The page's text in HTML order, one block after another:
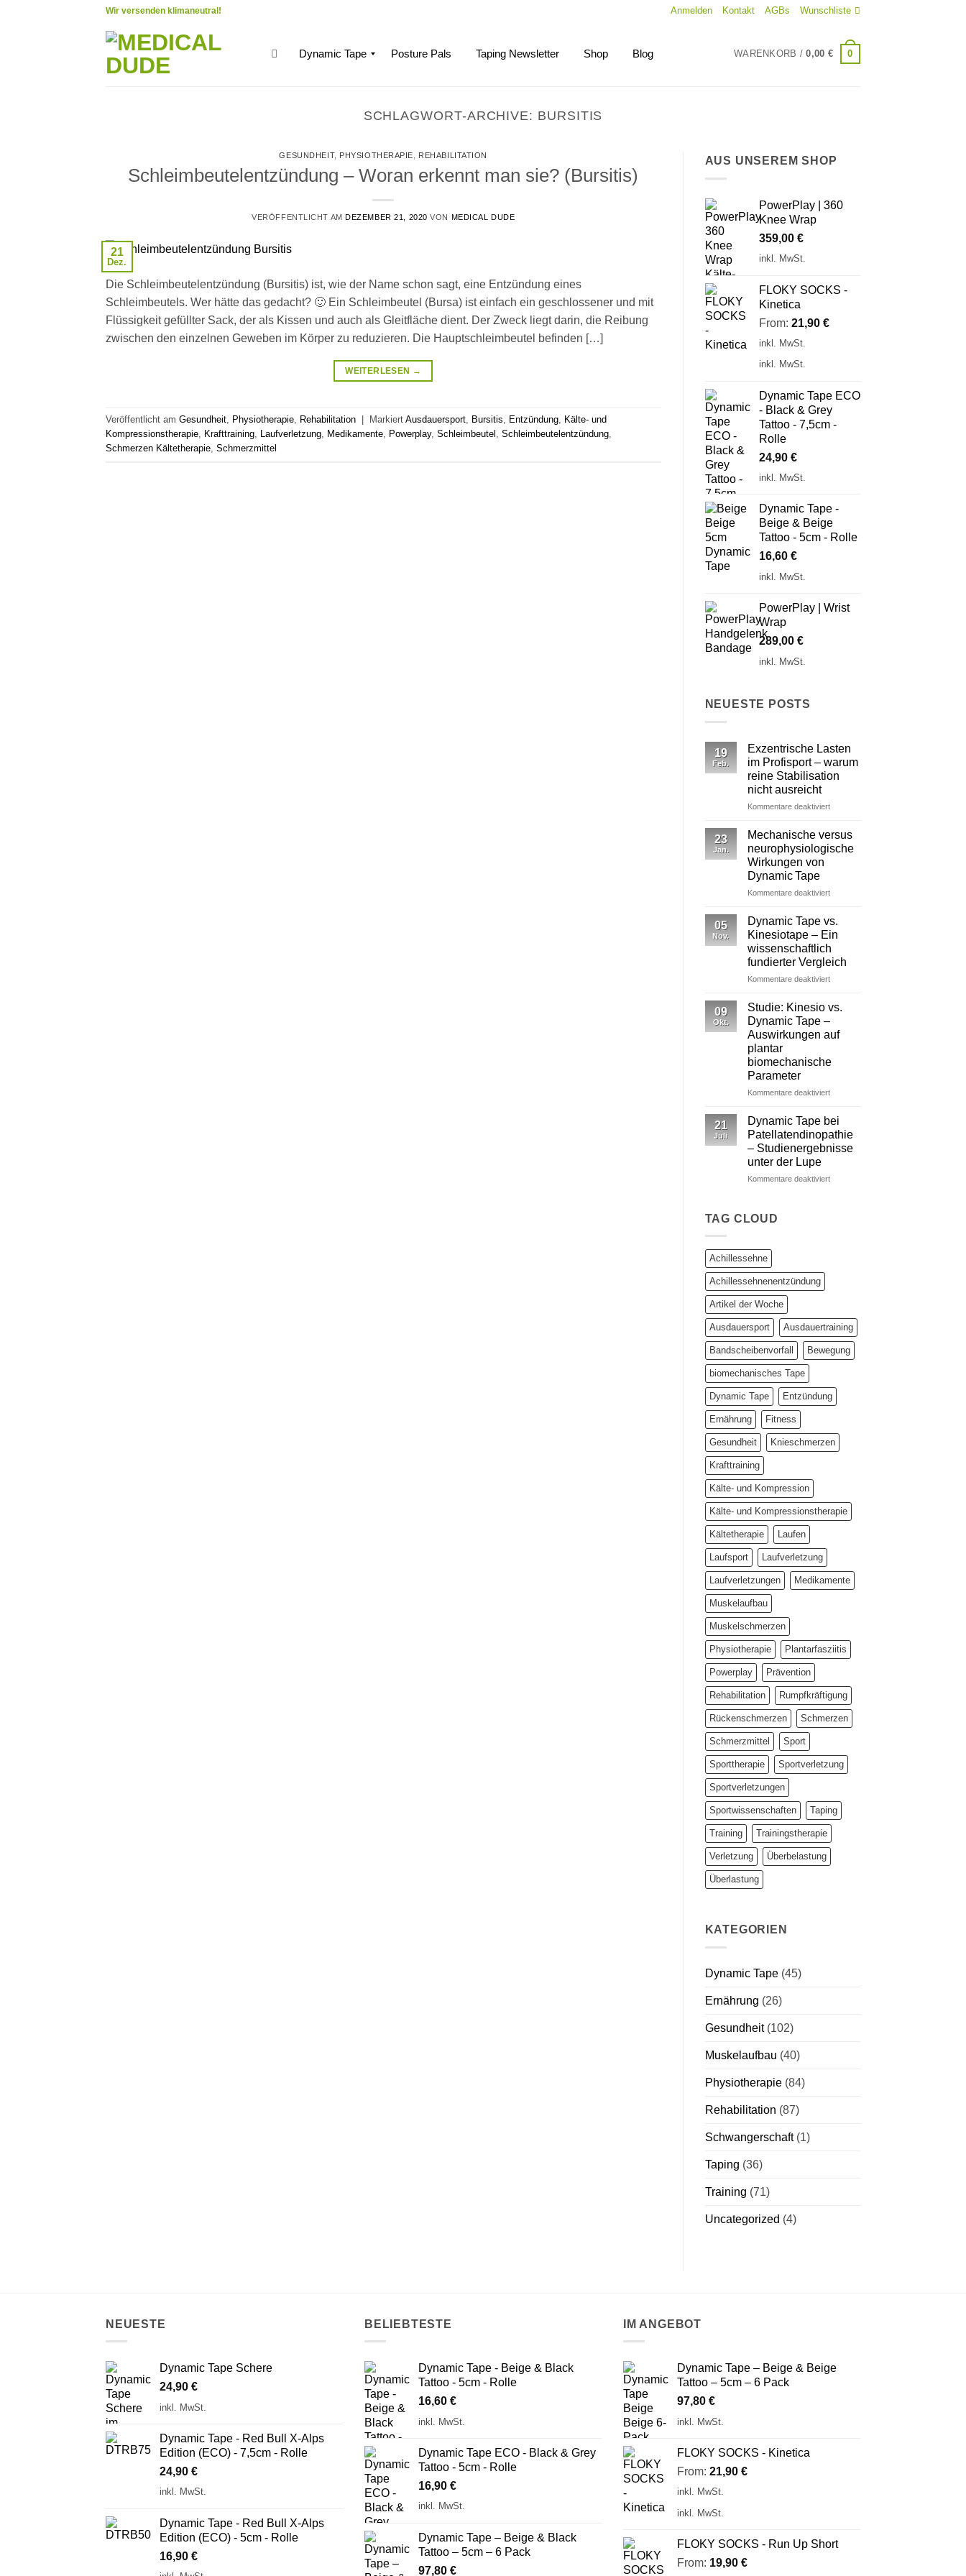
Wir versenden klimaneutral! Anmelden Kontakt AGBs Wunschliste
Dynamic Tape Posture Pals Taping Newsletter Shop Blog WARENKORB /0,00 € 0
SCHLAGWORT-ARCHIVE: BURSITIS
GESUNDHEIT, PHYSIOTHERAPIE REHABILITATION
Schleimbeutelentzündung – Woran erkennt man sie? (Bursitis)
VERÖFFENTLICHT AMDEZEMBER 21, 2020 VON MEDICAL DUDE
21
Dez.
Die Schleimbeutelentzündung (Bursitis) ist, wie der Name schon sagt, eine Entzündung eines
Schleimbeutels. Wer hätte das gedacht? 🙂 Ein Schleimbeutel (Bursa) ist einfach ein geschlossener und mit
Flüssigkeit gefüllter Sack, der als Kissen und auch als Gleitfläche dient. Der Zweck liegt darin, die Reibung
zwischen den einzelnen Geweben im Körper zu reduzieren. Die Hauptschleimbeutel befinden […]
WEITERLESEN →
Veröffentlicht am Gesundheit, Physiotherapie, Rehabilitation Markiert Ausdauersport, Bursitis, Entzündung, Kälte- und
Kompressionstherapie, Krafttraining, Laufverletzung, Medikamente, Powerplay, Schleimbeutel , Schleimbeutelentzündung,
Schmerzen Kältetherapie, Schmerzmittel
AUS UNSEREM SHOP
PowerPlay | 360
Knee Wrap
359,00 €
inkl. MwSt.
FLOKY SOCKS -
Kinetica
From: 21,90 €
inkl. MwSt.
inkl. MwSt.
Dynamic Tape ECO
- Black & Grey
Tattoo - 7,5cm -
Rolle
24,90 €
inkl. MwSt.
Dynamic Tape -
Beige & Beige
Tattoo - 5cm - Rolle
16,60 €
inkl. MwSt.
PowerPlay | Wrist
Wrap
289,00 €
inkl. MwSt.
NEUESTE POSTS
19
Feb.
Exzentrische Lasten
im Profisport – warum
reine Stabilisation
nicht ausreicht
Kommentare deaktiviertfür
Profisport
reine
ausreicht
23
Jan.
Mechanische versus
neurophysiologische
Wirkungen von
Dynamic Tape
Kommentare deaktiviertfür
neurophysiologische
Wirkungen
von
Dynamic Tape
05
Nov.
Dynamic Tape vs.
Kinesiotape – Ein
wissenschaftlich
fundierter Vergleich
Kommentare deaktiviertfür
–
wissenschaftlich
09
Okt.
Studie: Kinesio vs.
Dynamic Tape –
Auswirkungen auf
plantar
biomechanische
Parameter
Kommentare deaktiviertfür
Kinesio
vs.
Dynamic
Tape
Auswirkungen
21
Juli
Dynamic Tape bei
Patellatendinopathie
– Studienergebnisse
unter der Lupe
Kommentare deaktiviertfür
TAG CLOUD
Achillessehne
Achillessehnenentzündung
Artikel der Woche
Ausdauersport Ausdauertraining
Bandscheibenvorfall Bewegung
biomechanisches Tape
Dynamic Tape Entzündung
Ernährung Fitness
Gesundheit Knieschmerzen
Krafttraining
Kälte- und Kompression
Kälte- und Kompressionstherapie
Kältetherapie Laufen
Laufsport Laufverletzung
Laufverletzungen Medikamente
Muskelaufbau
Muskelschmerzen
Physiotherapie Plantarfasziitis
Powerplay Prävention
Rehabilitation Rumpfkräftigung
Rückenschmerzen Schmerzen
Schmerzmittel Sport
Sporttherapie Sportverletzung
Sportverletzungen
Sportwissenschaften Taping
Training Trainingstherapie
Verletzung Überbelastung
Überlastung
KATEGORIEN
Dynamic Tape(45)
Ernährung (26)
Gesundheit(102)
Muskelaufbau (40)
Physiotherapie(84)
Rehabilitation (87)
Schwangerschaft(1)
Taping (36)
Training (71)
Uncategorized (4)
NEUESTE
Dynamic Tape Schere
24,90 €
inkl. MwSt.
Dynamic Tape - Red Bull X-Alps
Edition (ECO) - 7,5cm - Rolle
24,90 €
inkl. MwSt.
Dynamic Tape - Red Bull X-Alps
Edition (ECO) - 5cm - Rolle
16,90 €
BELIEBTESTE
Dynamic Tape - Beige & Black
Tattoo - 5cm - Rolle
16,60 €
inkl. MwSt.
Dynamic Tape ECO - Black & Grey
Tattoo - 5cm - Rolle
16,90 €
inkl. MwSt.
Dynamic Tape – Beige & Black
Tattoo – 5cm – 6 Pack
97,80 €
IM ANGEBOT
Dynamic Tape – Beige & Beige
Tattoo – 5cm – 6 Pack
97,80 €
inkl. MwSt.
FLOKY SOCKS - Kinetica
From: 21,90 €
inkl. MwSt.
inkl. MwSt.
FLOKY SOCKS - Run Up Short
From: 19,90 €